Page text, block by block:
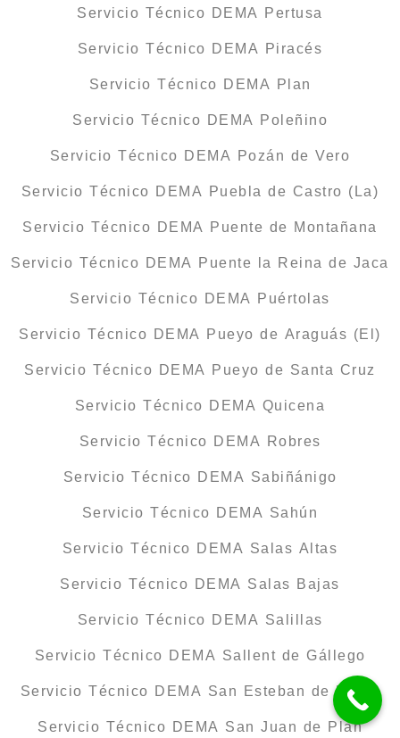
Servicio Técnico DEMA Pertusa
Servicio Técnico DEMA Piracés
Servicio Técnico DEMA Plan
Servicio Técnico DEMA Poleñino
Servicio Técnico DEMA Pozán de Vero
Servicio Técnico DEMA Puebla de Castro (La)
Servicio Técnico DEMA Puente de Montañana
Servicio Técnico DEMA Puente la Reina de Jaca
Servicio Técnico DEMA Puértolas
Servicio Técnico DEMA Pueyo de Araguás (El)
Servicio Técnico DEMA Pueyo de Santa Cruz
Servicio Técnico DEMA Quicena
Servicio Técnico DEMA Robres
Servicio Técnico DEMA Sabiñánigo
Servicio Técnico DEMA Sahún
Servicio Técnico DEMA Salas Altas
Servicio Técnico DEMA Salas Bajas
Servicio Técnico DEMA Salillas
Servicio Técnico DEMA Sallent de Gállego
Servicio Técnico DEMA San Esteban de Litera
Servicio Técnico DEMA San Juan de Plan